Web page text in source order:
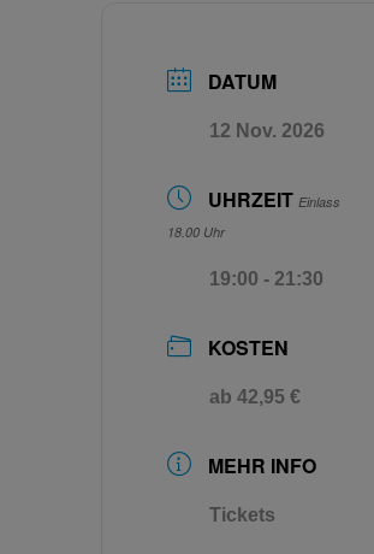
DATUM
12 Nov. 2026
UHRZEIT Einlass
18.00 Uhr
19:00 - 21:30
KOSTEN
ab 42,95 €
MEHR INFO
Tickets